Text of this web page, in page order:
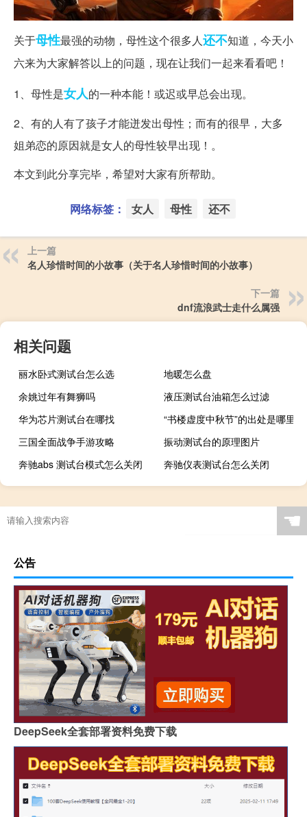
关于母性最强的动物，母性这个很多人还不知道，今天小
六来为大家解答以上的问题，现在让我们一起来看看吧！
1、母性是女人的一种本能！或迟或早总会出现。
2、有的人有了孩子才能迸发出母性；而有的很早，大多
姐弟恋的原因就是女人的母性较早出现！。
本文到此分享完毕，希望对大家有所帮助。
网络标签： 女人 母性 还不
上一篇
名人珍惜时间的小故事（关于名人珍惜时间的小故事）
下一篇
dnf流浪武士走什么属强
相关问题
丽水卧式测试台怎么选
地暖怎么盘
余姚过年有舞狮吗
液压测试台油箱怎么过滤
华为芯片测试台在哪找
“书楼虚度中秋节”的出处是哪里
三国全面战争手游攻略
振动测试台的原理图片
奔驰abs 测试台模式怎么关闭
奔驰仪表测试台怎么关闭
☚
公告
DeepSeek全套部署资料免费下载